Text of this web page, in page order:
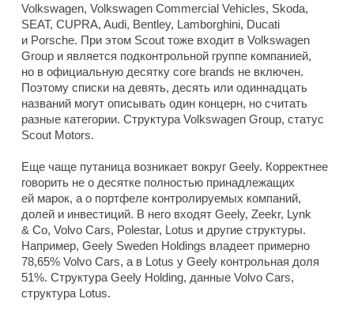
Volkswagen, Volkswagen Commercial Vehicles, Skoda,
SEAT, CUPRA, Audi, Bentley, Lamborghini, Ducati
и Porsche. При этом Scout тоже входит в Volkswagen
Group и является подконтрольной группе компанией,
но в официальную десятку core brands не включен.
Поэтому списки на девять, десять или одиннадцать
названий могут описывать один концерн, но считать
разные категории. Структура Volkswagen Group, статус
Scout Motors.
Еще чаще путаница возникает вокруг Geely. Корректнее
говорить не о десятке полностью принадлежащих
ей марок, а о портфеле контролируемых компаний,
долей и инвестиций. В него входят Geely, Zeekr, Lynk
& Co, Volvo Cars, Polestar, Lotus и другие структуры.
Например, Geely Sweden Holdings владеет примерно
78,65% Volvo Cars, а в Lotus у Geely контрольная доля
51%. Структура Geely Holding, данные Volvo Cars,
структура Lotus.